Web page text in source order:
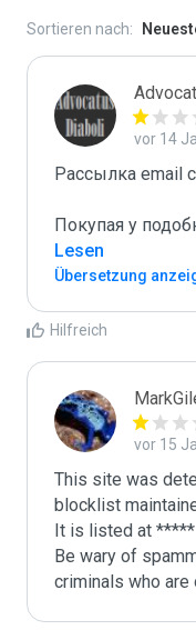
Sortieren nach:
vor 14
Рассылка email
Покупая у
Lesen
Übersetzung
Hilfreich
vor 15
This site was
blocklist
It is listed at *****
Be wary of
criminals who are